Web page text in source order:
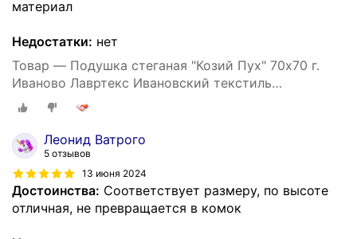
материал
Недостатки: нет
Товар — Подушка стеганая "Козий Пух" 70х70 г.
Иваново Лавртекс Ивановский текстиль
(микрофайбер) ультра-степ
Леонид Ватрого
5 отзывов
13 июня 2024
Достоинства: Соответствует размеру, по высоте
отличная, не превращается в комок